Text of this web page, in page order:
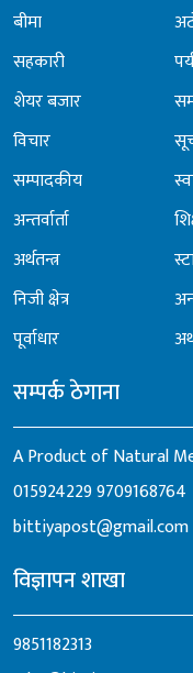
बीमा
सहकारी
शेयर बजार
विचार
सम्पादकीय
अन्तर्वार्ता
अर्थतन्त्र
निजी क्षेत्र
पूर्वाधार
सम्पर्क ठेगाना
A Product of Natural
0159242299709168764
bittiyapost@gmail.com
विज्ञापन शाखा
9851182313